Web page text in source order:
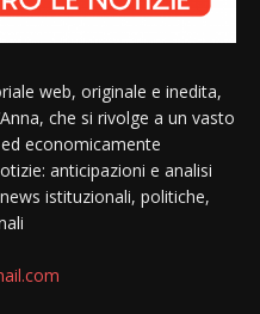
web, originale e inedita,
che si rivolge a un vasto
economicamente
anticipazioni e analisi
istituzionali, politiche,